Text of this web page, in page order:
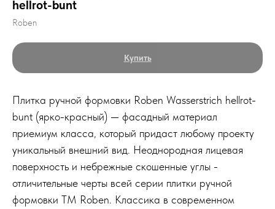
hellrot-bunt
Roben
Купить
Плитка ручной формовки Roben Wasserstrich hellrot-
bunt (ярко-красный) — фасадный материал
приемиум класса, который придаст любому проекту
уникальный внешний вид. Неоднородная лицевая
поверхность и небрежные скошенные углы -
отличительные черты всей серии плитки ручной
формовки ТМ Roben. Классика в современном